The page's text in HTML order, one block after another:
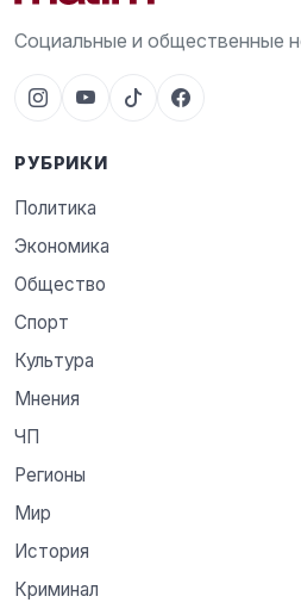
Социальные и общественные
РУБРИКИ
Политика
Экономика
Общество
Спорт
Культура
Мнения
ЧП
Регионы
Мир
История
Криминал